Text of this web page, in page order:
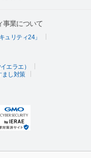
事業について
ュリティ24」
エラエ）
まし対策